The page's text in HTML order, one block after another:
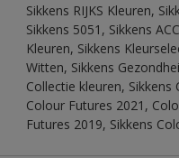
Sikkens RIJKS Kleuren,
Sikkens 5051, Sikkens
Kleuren, Sikkens
Witten, Sikkens
Collectie kleuren, Sikkens
Colour Futures 2021,
Futures 2019, Sikkens